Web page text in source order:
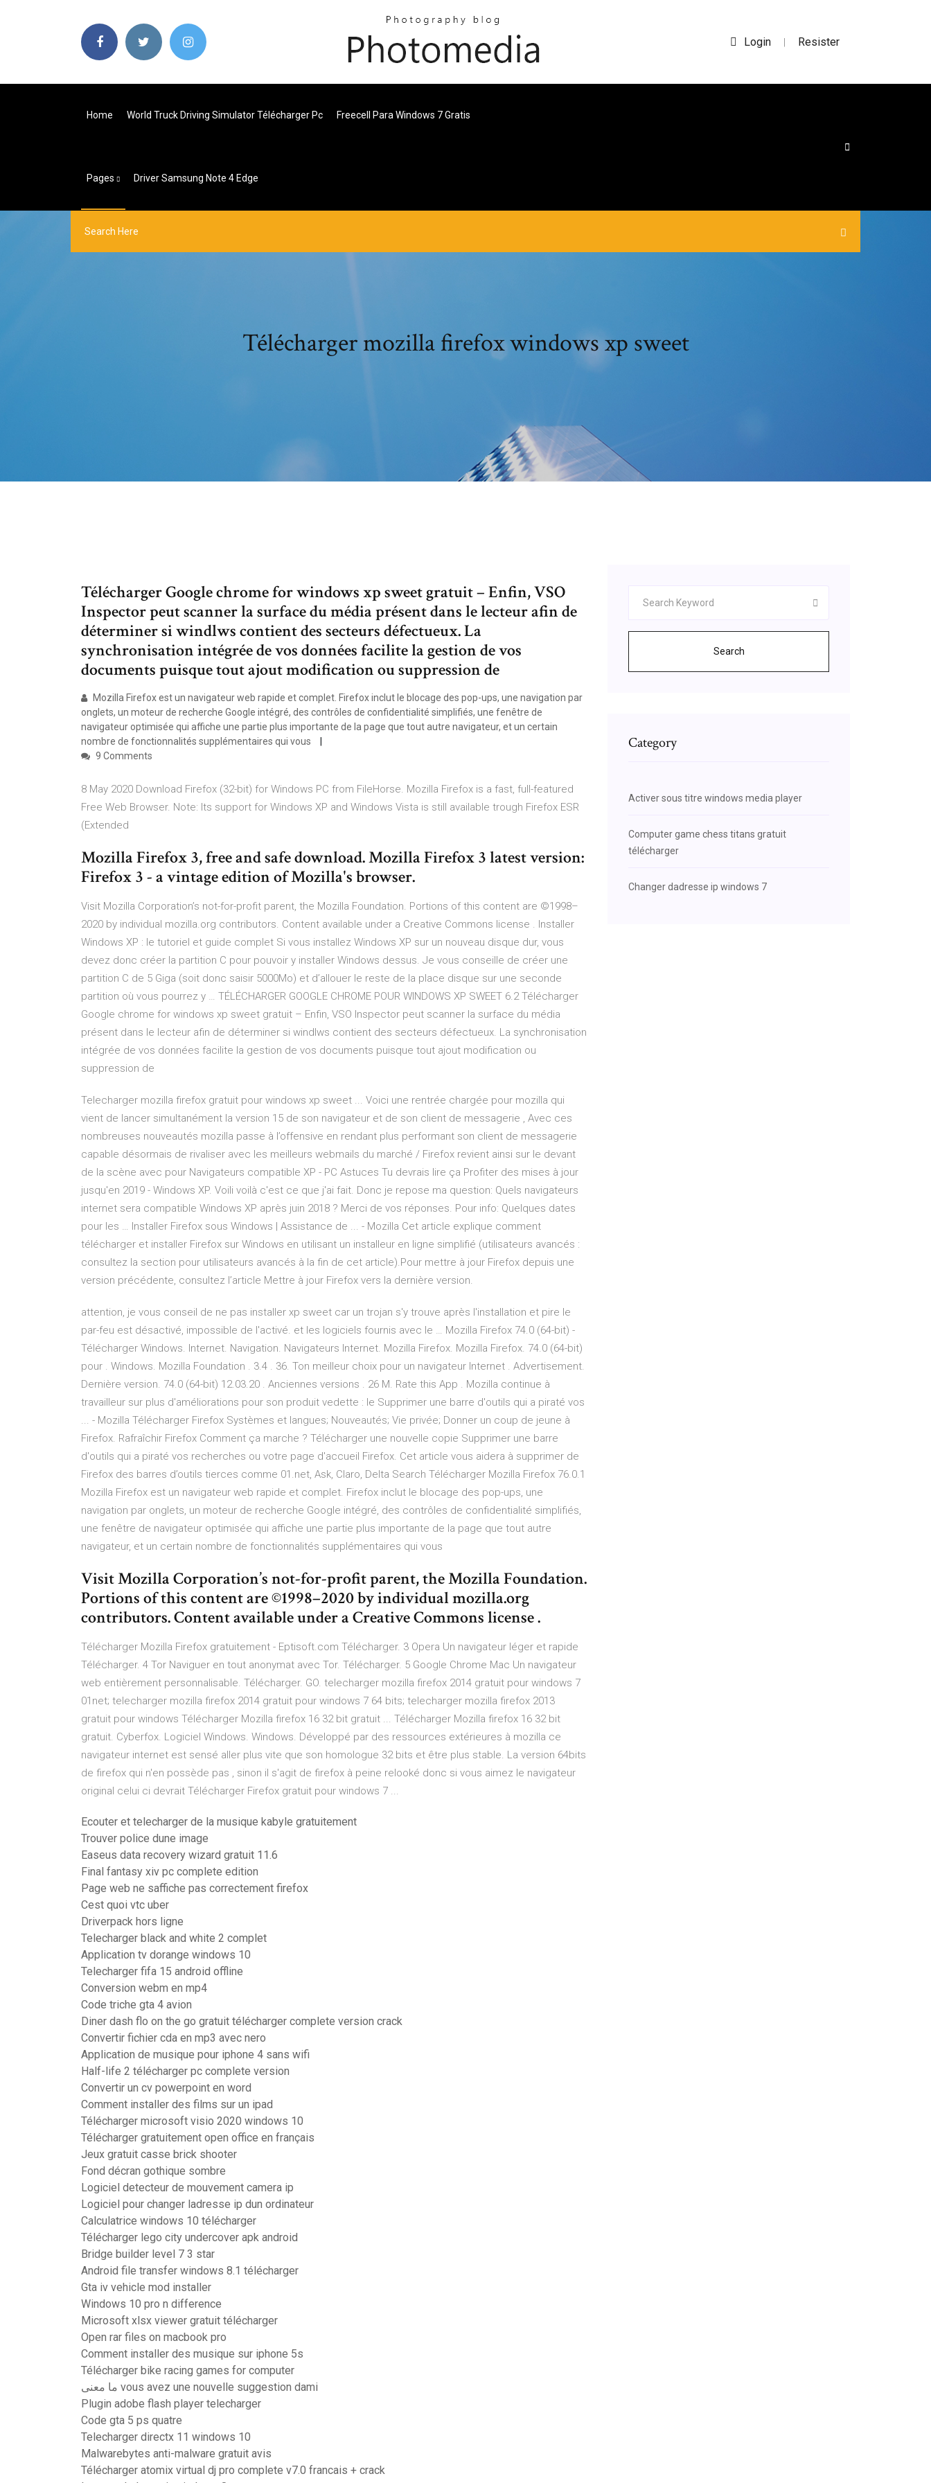
Login | Resister
Home World Truck Driving Simulator Télécharger Pc Freecell Para Windows 7 Gratis
Pages Driver Samsung Note 4 Edge
Télécharger mozilla firefox windows xp sweet
Télécharger Google chrome for windows xp sweet gratuit – Enfin, VSO
Inspector peut scanner la surface du média présent dans le lecteur afin de
déterminer si windlws contient des secteurs défectueux. La
synchronisation intégrée de vos données facilite la gestion de vos
documents puisque tout ajout modification ou suppression de
Mozilla Firefox est un navigateur web rapide et complet. Firefox inclut le blocage des pop-ups, une navigation par
onglets, un moteur de recherche Google intégré, des contrôles de confidentialité simplifiés, une fenêtre de
navigateur optimisée qui affiche une partie plus importante de la page que tout autre navigateur, et un certain
nombre de fonctionnalités supplémentaires qui vous
9 Comments
8 May 2020 Download Firefox (32-bit) for Windows PC from FileHorse. Mozilla Firefox is a fast, full-featured
Free Web Browser. Note: Its support for Windows XP and Windows Vista is still available trough Firefox ESR
(Extended
Mozilla Firefox 3, free and safe download. Mozilla Firefox 3 latest version:
Firefox 3 - a vintage edition of Mozilla's browser.
Visit Mozilla Corporation’s not-for-profit parent, the Mozilla Foundation. Portions of this content are ©1998–
2020 by individual mozilla.org contributors. Content available under a Creative Commons license . Installer
Windows XP : le tutoriel et guide complet Si vous installez Windows XP sur un nouveau disque dur, vous
devez donc créer la partition C pour pouvoir y installer Windows dessus. Je vous conseille de créer une
partition C de 5 Giga (soit donc saisir 5000Mo) et d’allouer le reste de la place disque sur une seconde
partition où vous pourrez y … TÉLÉCHARGER GOOGLE CHROME POUR WINDOWS XP SWEET 6.2 Télécharger
Google chrome for windows xp sweet gratuit – Enfin, VSO Inspector peut scanner la surface du média
présent dans le lecteur afin de déterminer si windlws contient des secteurs défectueux. La synchronisation
intégrée de vos données facilite la gestion de vos documents puisque tout ajout modification ou
suppression de
Telecharger mozilla firefox gratuit pour windows xp sweet ... Voici une rentrée chargée pour mozilla qui
vient de lancer simultanément la version 15 de son navigateur et de son client de messagerie , Avec ces
nombreuses nouveautés mozilla passe à l’offensive en rendant plus performant son client de messagerie
capable désormais de rivaliser avec les meilleurs webmails du marché / Firefox revient ainsi sur le devant
de la scène avec pour Navigateurs compatible XP - PC Astuces Tu devrais lire ça Profiter des mises à jour
jusqu'en 2019 - Windows XP. Voili voilà c'est ce que j'ai fait. Donc je repose ma question: Quels navigateurs
internet sera compatible Windows XP après juin 2018 ? Merci de vos réponses. Pour info: Quelques dates
pour les … Installer Firefox sous Windows | Assistance de ... - Mozilla Cet article explique comment
télécharger et installer Firefox sur Windows en utilisant un installeur en ligne simplifié (utilisateurs avancés :
consultez la section pour utilisateurs avancés à la fin de cet article).Pour mettre à jour Firefox depuis une
version précédente, consultez l’article Mettre à jour Firefox vers la dernière version.
attention, je vous conseil de ne pas installer xp sweet car un trojan s'y trouve après l'installation et pire le
par-feu est désactivé, impossible de l'activé. et les logiciels fournis avec le … Mozilla Firefox 74.0 (64-bit) -
Télécharger Windows. Internet. Navigation. Navigateurs Internet. Mozilla Firefox. Mozilla Firefox. 74.0 (64-bit)
pour . Windows. Mozilla Foundation . 3.4 . 36. Ton meilleur choix pour un navigateur Internet . Advertisement.
Dernière version. 74.0 (64-bit) 12.03.20 . Anciennes versions . 26 M. Rate this App . Mozilla continue à
travailleur sur plus d'améliorations pour son produit vedette : le Supprimer une barre d'outils qui a piraté vos
... - Mozilla Télécharger Firefox Systèmes et langues; Nouveautés; Vie privée; Donner un coup de jeune à
Firefox. Rafraîchir Firefox Comment ça marche ? Télécharger une nouvelle copie Supprimer une barre
d'outils qui a piraté vos recherches ou votre page d'accueil Firefox. Cet article vous aidera à supprimer de
Firefox des barres d’outils tierces comme 01.net, Ask, Claro, Delta Search Télécharger Mozilla Firefox 76.0.1
Mozilla Firefox est un navigateur web rapide et complet. Firefox inclut le blocage des pop-ups, une
navigation par onglets, un moteur de recherche Google intégré, des contrôles de confidentialité simplifiés,
une fenêtre de navigateur optimisée qui affiche une partie plus importante de la page que tout autre
navigateur, et un certain nombre de fonctionnalités supplémentaires qui vous
Visit Mozilla Corporation’s not-for-profit parent, the Mozilla Foundation.
Portions of this content are ©1998–2020 by individual mozilla.org
contributors. Content available under a Creative Commons license .
Télécharger Mozilla Firefox gratuitement - Eptisoft.com Télécharger. 3 Opera Un navigateur léger et rapide
Télécharger. 4 Tor Naviguer en tout anonymat avec Tor. Télécharger. 5 Google Chrome Mac Un navigateur
web entièrement personnalisable. Télécharger. GO. telecharger mozilla firefox 2014 gratuit pour windows 7
01net; telecharger mozilla firefox 2014 gratuit pour windows 7 64 bits; telecharger mozilla firefox 2013
gratuit pour windows Télécharger Mozilla firefox 16 32 bit gratuit ... Télécharger Mozilla firefox 16 32 bit
gratuit. Cyberfox. Logiciel Windows. Windows. Développé par des ressources extérieures à mozilla ce
navigateur internet est sensé aller plus vite que son homologue 32 bits et être plus stable. La version 64bits
de firefox qui n'en possède pas , sinon il s'agit de firefox à peine relooké donc si vous aimez le navigateur
original celui ci devrait Télécharger Firefox gratuit pour windows 7 ...
Ecouter et telecharger de la musique kabyle gratuitement
Trouver police dune image
Easeus data recovery wizard gratuit 11.6
Final fantasy xiv pc complete edition
Page web ne saffiche pas correctement firefox
Cest quoi vtc uber
Driverpack hors ligne
Telecharger black and white 2 complet
Application tv dorange windows 10
Telecharger fifa 15 android offline
Conversion webm en mp4
Code triche gta 4 avion
Diner dash flo on the go gratuit télécharger complete version crack
Convertir fichier cda en mp3 avec nero
Application de musique pour iphone 4 sans wifi
Half-life 2 télécharger pc complete version
Convertir un cv powerpoint en word
Comment installer des films sur un ipad
Télécharger microsoft visio 2020 windows 10
Télécharger gratuitement open office en français
Jeux gratuit casse brick shooter
Fond décran gothique sombre
Logiciel detecteur de mouvement camera ip
Logiciel pour changer ladresse ip dun ordinateur
Calculatrice windows 10 télécharger
Télécharger lego city undercover apk android
Bridge builder level 7 3 star
Android file transfer windows 8.1 télécharger
Gta iv vehicle mod installer
Windows 10 pro n difference
Microsoft xlsx viewer gratuit télécharger
Open rar files on macbook pro
Comment installer des musique sur iphone 5s
Télécharger bike racing games for computer
ما معنى vous avez une nouvelle suggestion dami
Plugin adobe flash player telecharger
Code gta 5 ps quatre
Telecharger directx 11 windows 10
Malwarebytes anti-malware gratuit avis
Télécharger atomix virtual dj pro complete v7.0 francais + crack
Search
Category
Activer sous titre windows media player
Computer game chess titans gratuit
télécharger
Changer dadresse ip windows 7